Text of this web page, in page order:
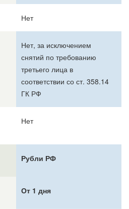
Нет
Нет, за исключением
снятий по требованию
третьего лица в
соответствии со ст. 358.14
ГК РФ
Нет
Рубли РФ
От 1 дня